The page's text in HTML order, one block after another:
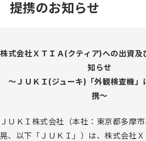
提携のお知らせ
株式会社ＸＴＩＡ(クティア)への出資及
知らせ
～ＪＵＫＩ(ジューキ)「外観検査機」
携～
ＪＵＫＩ株式会社（本社：東京都多摩
晃、以下「ＪＵＫＩ」）は、株式会社